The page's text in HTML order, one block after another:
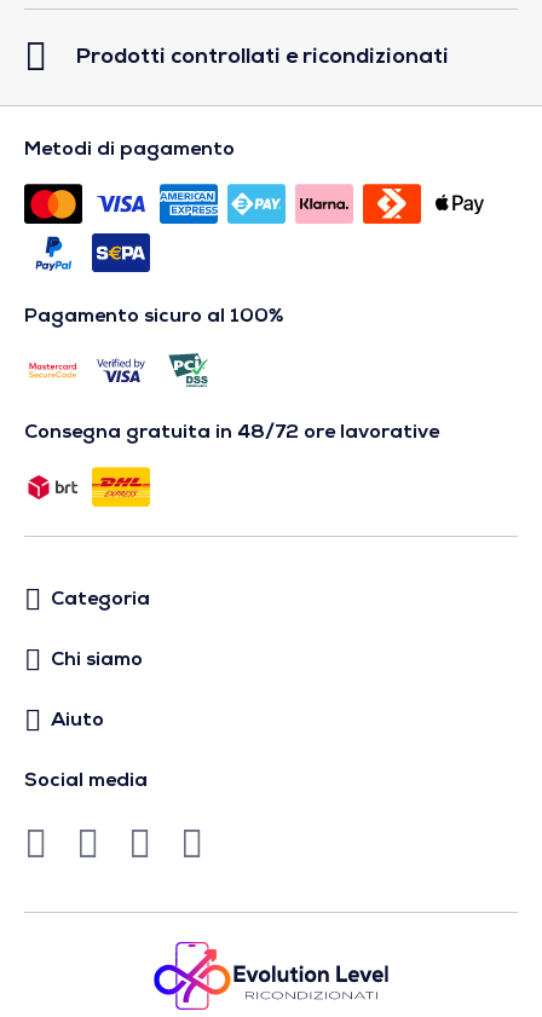
Prodotti controllati e ricondizionati
Metodi di pagamento
Pagamento sicuro al 100%
Consegna gratuita in 48/72 ore lavorative
Categoria
Chi siamo
Aiuto
Social media